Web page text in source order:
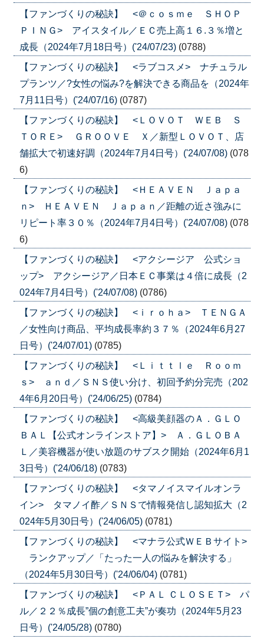
【ファンづくりの秘訣】 <＠ｃｏｓｍｅ ＳＨＯＰ
ＰＩＮＧ> アイスタイル／ＥＣ売上高１６.３％増と
成長（2024年7月18日号）('24/07/23) (0788)
【ファンづくりの秘訣】 <ラブコスメ> ナチュラル
プランツ／?女性の悩み?を解決できる商品を（2024年
7月11日号）('24/07/16) (0787)
【ファンづくりの秘訣】 <ＬＯＶＯＴ ＷＥＢ Ｓ
ＴＯＲＥ> ＧＲＯＯＶＥ Ｘ／新型ＬＯＶＯＴ、店
舗拡大で初速好調（2024年7月4日号）('24/07/08) (078
6)
【ファンづくりの秘訣】 <ＨＥＡＶＥＮ Ｊａｐａ
ｎ> ＨＥＡＶＥＮ Ｊａｐａｎ／距離の近さ強みに
リピート率３０％（2024年7月4日号）('24/07/08) (078
6)
【ファンづくりの秘訣】 <アクシージア 公式ショ
ップ> アクシージア／日本ＥＣ事業は４倍に成長（2
024年7月4日号）('24/07/08) (0786)
【ファンづくりの秘訣】 <ｉｒｏｈａ> ＴＥＮＧＡ
／女性向け商品、平均成長率約３７％（2024年6月27
日号）('24/07/01) (0785)
【ファンづくりの秘訣】 <Ｌｉｔｔｌｅ Ｒｏｏｍ
ｓ> ａｎｄ／ＳＮＳ使い分け、初回予約分完売（202
4年6月20日号）('24/06/25) (0784)
【ファンづくりの秘訣】 <高級美顔器のＡ．ＧＬＯ
ＢＡＬ【公式オンラインストア】> Ａ．ＧＬＯＢＡ
Ｌ／美容機器が使い放題のサブスク開始（2024年6月1
3日号）('24/06/18) (0783)
【ファンづくりの秘訣】 <タマノイスマイルオンラ
イン> タマノイ酢／ＳＮＳで情報発信し認知拡大（2
024年5月30日号）('24/06/05) (0781)
【ファンづくりの秘訣】 <マナラ公式ＷＥＢサイト>
ランクアップ／「たった一人の悩みを解決する」
（2024年5月30日号）('24/06/04) (0781)
【ファンづくりの秘訣】 <ＰＡＬ ＣＬＯＳＥＴ> パ
ル／２２％成長”個の創意工夫”が奏功（2024年5月23
日号）('24/05/28) (0780)